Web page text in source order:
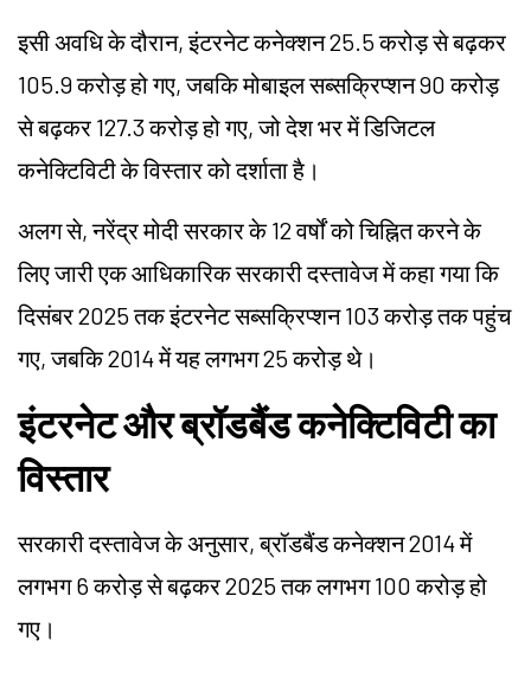
इसी अवधि के दौरान, इंटरनेट कनेक्शन 25.5 करोड़ से बढ़कर
105.9 करोड़ हो गए, जबकि मोबाइल सब्सक्रिप्शन 90 करोड़
से बढ़कर 127.3 करोड़ हो गए, जो देश भर में डिजिटल
कनेक्टिविटी के विस्तार को दर्शाता है।
अलग से, नरेंद्र मोदी सरकार के 12 वर्षों को चिह्नित करने के
लिए जारी एक आधिकारिक सरकारी दस्तावेज में कहा गया कि
दिसंबर 2025 तक इंटरनेट सब्सक्रिप्शन 103 करोड़ तक पहुंच
गए, जबकि 2014 में यह लगभग 25 करोड़ थे।
इंटरनेट और ब्रॉडबैंड कनेक्टिविटी का
विस्तार
सरकारी दस्तावेज के अनुसार, ब्रॉडबैंड कनेक्शन 2014 में
लगभग 6 करोड़ से बढ़कर 2025 तक लगभग 100 करोड़ हो
गए।